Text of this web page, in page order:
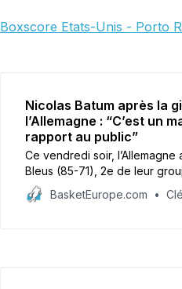
Boxscore Etats-Unis - Porto
Nicolas Batum après la
l’Allemagne : “C’est un
rapport au public”
Ce vendredi soir,
Bleus (85-71), 2e de leur
opposés au Canada en
Batum, Evan Fournier, Rudy
BasketEurope.com